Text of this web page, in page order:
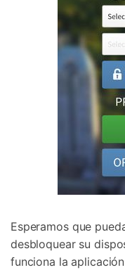
Esperamos que
desbloquear su
funciona la